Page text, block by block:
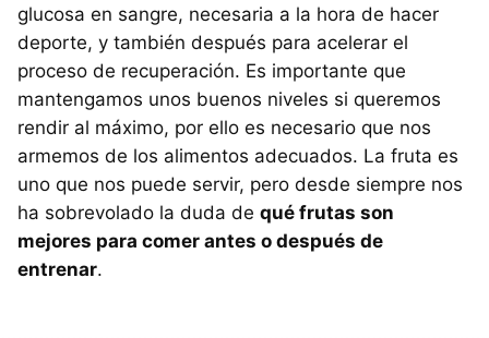
glucosa en sangre, necesaria a la hora de hacer
deporte, y también después para acelerar el
proceso de recuperación. Es importante que
mantengamos unos buenos niveles si queremos
rendir al máximo, por ello es necesario que nos
armemos de los alimentos adecuados. La fruta es
uno que nos puede servir, pero desde siempre nos
ha sobrevolado la duda de qué frutas son
mejores para comer antes o después de
entrenar.